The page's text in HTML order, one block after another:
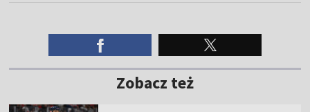
Zobacz też